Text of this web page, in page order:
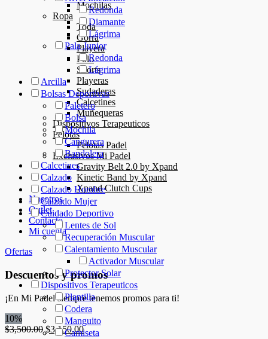
Mochilas
Ropa
Toda
Gorra
Playera
Polo
Shorts
Playeras
Sudaderas
Calcetines
Muñequeras
Dispositivos Terapeuticos
Pelotas
Pelotas Padel
Exclusivos Mi Padel
Gravity Belt 2.0 by Xpand
Kinetic Band by Xpand
Xpand Clutch Cups
Nosotros
Outlet
Contacto
Mi cuenta
Ofertas
Descuentos y promos
¡En Mi Padel siempre tenemos promos para ti!
10%
$3,500.00 $3,150.00
Redonda
Diamante
Lágrima
Pala Junior
Redonda
Lágrima
Arcilla
Bolsas Deportivas
Paletero
Bolsa
Mochila
Cangurera
Bandolera
Calcetines
Calzado
Calzado Hombre
Calzado Mujer
Cuidado Deportivo
Lentes de Sol
Recuperación Muscular
Calentamiento Muscular
Activador Muscular
Protector Solar
Dispositivos Terapeuticos
Plantilla
Codera
Manguito
Camiseta